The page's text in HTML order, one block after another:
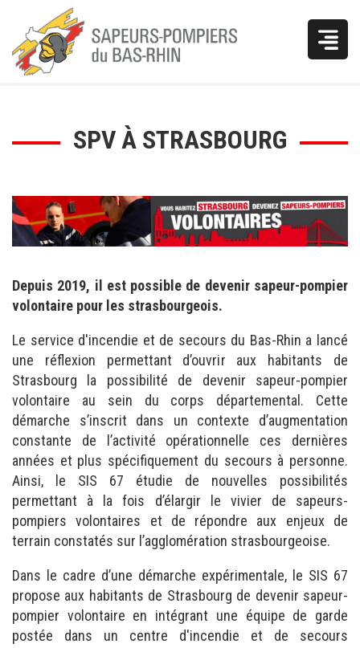
êtes
SPV À STRASBOURG
Depuis 2019, il est possible de devenir sapeur-pompier
volontaire pour les strasbourgeois.
Le service d'incendie et de secours du Bas-Rhin a lancé
une réflexion permettant d’ouvrir aux habitants de
Strasbourg la possibilité de devenir sapeur-pompier
volontaire au sein du corps départemental. Cette
démarche s’inscrit dans un contexte d’augmentation
constante de l’activité opérationnelle ces dernières
années et plus spécifiquement du secours à personne.
Ainsi, le SIS 67 étudie de nouvelles possibilités
permettant à la fois d’élargir le vivier de sapeurs-
pompiers volontaires et de répondre aux enjeux de
terrain constatés sur l’agglomération strasbourgeoise.
Dans le cadre d’une démarche expérimentale, le SIS 67
propose aux habitants de Strasbourg de devenir sapeur-
pompier volontaire en intégrant une équipe de garde
postée dans un centre d'incendie et de secours